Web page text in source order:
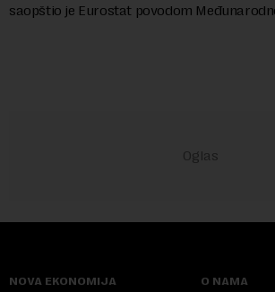
saopštio je Eurostat povodom
NOVA EKONOMIJA O NAMA